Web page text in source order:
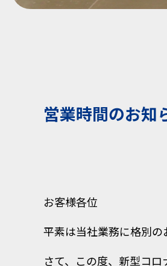
営業時間のお知
お客様各位
平素は当社業務に格別の
さて、この度、新型コ